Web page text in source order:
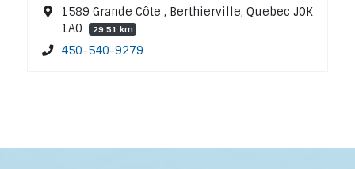
1589 Grande Côte , Berthierville, Quebec J0K
1A0
29.51 km
450-540-9279